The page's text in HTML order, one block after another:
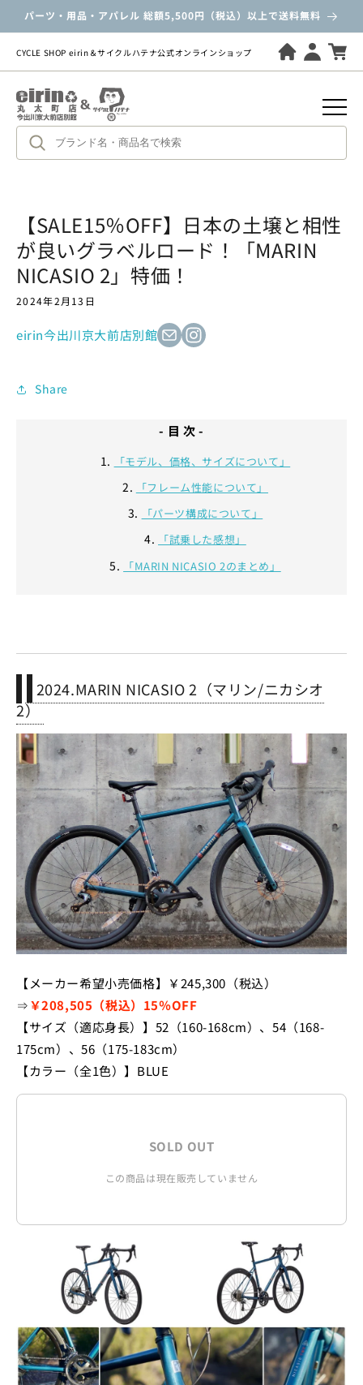
に
進
む
パーツ・用品・アパレル 総額5,500円（税込）以上で送料無料
CYCLE SHOP eirin＆サイクルハテナ公式オンラインショップ
【SALE15％OFF】日本の土壌と相性
が良いグラベルロード！「MARIN
NICASIO 2」特価！
2024年2月13日
eirin今出川京大前店別館
Share
- 目 次 -
「モデル、価格、サイズについて」
「フレーム性能について」
「パーツ構成について」
「試乗した感想」
「MARIN NICASIO 2のまとめ」
2024.MARIN NICASIO 2（マリン/ニカシオ
2）
【メーカー希望小売価格】￥245,300（税込）
⇒￥208,505（税込）15％OFF
【サイズ（適応身長）】52（160-168cm）、54（168-
175cm）、56（175-183cm）
【カラー（全1色）】BLUE
SOLD OUT
この商品は現在販売していません